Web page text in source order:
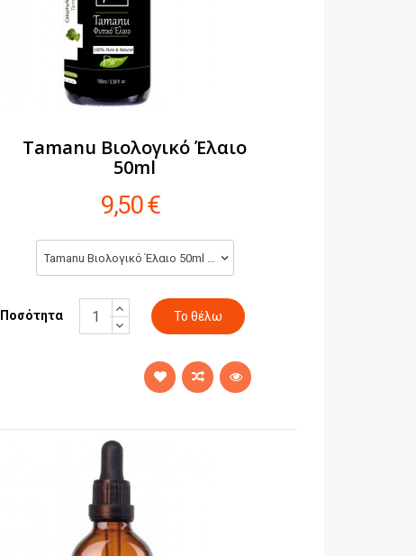
Tamanu Βιολογικό Έλαιο
50ml
9,50 €
Tamanu Βιολογικό Έλαιο 50ml (9,50 €)
Ποσότητα